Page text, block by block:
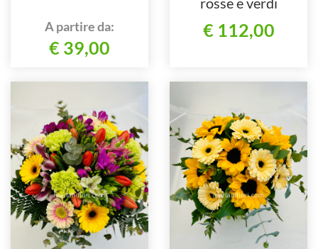
A partire da:
€ 39,00
€ 112,00